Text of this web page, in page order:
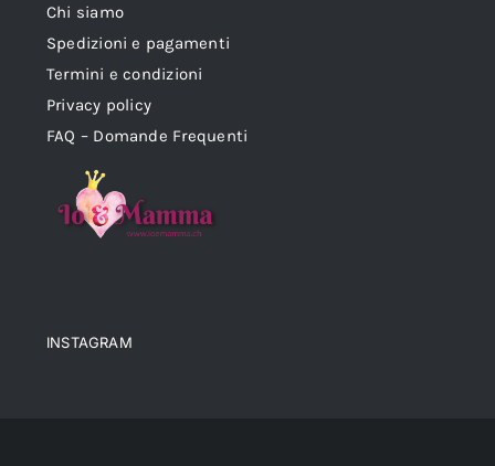
Chi siamo
Spedizioni e pagamenti
Termini e condizioni
Privacy policy
FAQ – Domande Frequenti
INSTAGRAM